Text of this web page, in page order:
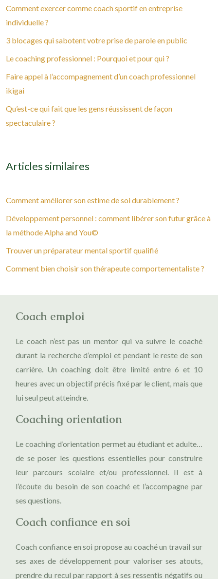
Comment exercer comme coach sportif en entreprise
individuelle ?
3 blocages qui sabotent votre prise de parole en public
Le coaching professionnel : Pourquoi et pour qui ?
Faire appel à l’accompagnement d’un coach professionnel
ikigai
Qu’est-ce qui fait que les gens réussissent de façon
spectaculaire ?
Articles similaires
Comment améliorer son estime de soi durablement ?
Développement personnel : comment libérer son futur grâce à
la méthode Alpha and You©
Trouver un préparateur mental sportif qualifié
Comment bien choisir son thérapeute comportementaliste ?
Coach emploi
Le coach n’est pas un mentor qui va suivre le coaché
durant la recherche d’emploi et pendant le reste de son
carrière. Un coaching doit être limité entre 6 et 10
heures avec un objectif précis fixé par le client, mais que
lui seul peut atteindre.
Coaching orientation
Le coaching d’orientation permet au étudiant et adulte…
de se poser les questions essentielles pour construire
leur parcours scolaire et/ou professionnel. Il est à
l’écoute du besoin de son coaché et l’accompagne par
ses questions.
Coach confiance en soi
Coach confiance en soi propose au coaché un travail sur
ses axes de développement pour valoriser ses atouts,
prendre du recul par rapport à ses ressentis négatifs ou